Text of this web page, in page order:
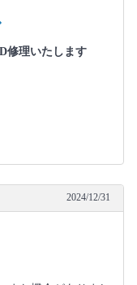
修理いたします
2024/12/31